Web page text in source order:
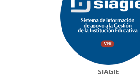
SIAGIE